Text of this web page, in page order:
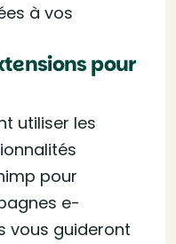
à vos
pour
utiliser les
pour
e-
vous guideront